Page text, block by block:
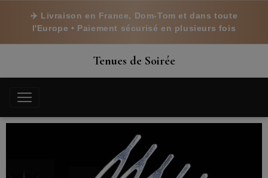
✈️ Livraison en France, Dom-Tom et dans toute
l'Europe • Paiement sécurisé en plusieurs fois
Tenues de Soirée